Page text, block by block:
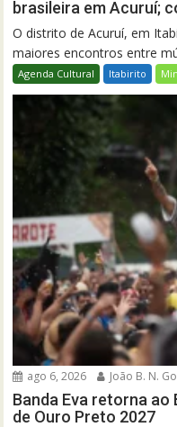
brasileira em Acuruí;
O distrito de Acuruí, em
maiores encontros entre
Agenda Cultural Itabirito
ago 6, 2026 João B. N.
Banda Eva retorna ao
de Ouro Preto 2027